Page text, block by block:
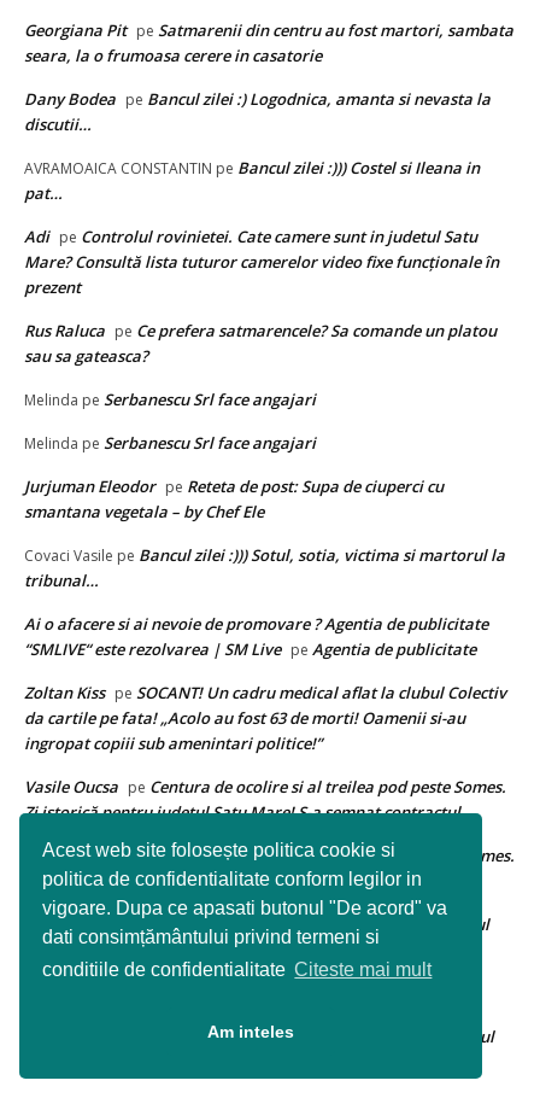
Acest web site folosește politica cookie si
politica de confidentialitate conform legilor in
vigoare. Dupa ce apasati butonul "De acord" va
dati consimțământului privind termeni si
conditiile de confidentialitate Citeste mai mult
Am inteles
Georgiana Pit pe Satmarenii din centru au fost martori, sambata
seara, la o frumoasa cerere in casatorie
Dany Bodea pe Bancul zilei :) Logodnica, amanta si nevasta la
discutii…
AVRAMOAICA CONSTANTIN pe Bancul zilei :))) Costel si Ileana in
pat…
Adi pe Controlul rovinietei. Cate camere sunt in judetul Satu
Mare? Consultă lista tuturor camerelor video fixe funcţionale în
prezent
Rus Raluca pe Ce prefera satmarencele? Sa comande un platou
sau sa gateasca?
Melinda pe Serbanescu Srl face angajari
Melinda pe Serbanescu Srl face angajari
Jurjuman Eleodor pe Reteta de post: Supa de ciuperci cu
smantana vegetala – by Chef Ele
Covaci Vasile pe Bancul zilei :))) Sotul, sotia, victima si martorul la
tribunal…
Ai o afacere si ai nevoie de promovare ? Agentia de publicitate
“SMLIVE“ este rezolvarea | SM Live pe Agentia de publicitate
Zoltan Kiss pe SOCANT! Un cadru medical aflat la clubul Colectiv
da cartile pe fata! „Acolo au fost 63 de morti! Oamenii si-au
ingropat copiii sub amenintari politice!”
Vasile Oucsa pe Centura de ocolire si al treilea pod peste Somes.
Zi istorică pentru județul Satu Mare! S-a semnat contractul
Farkas Zoltan peCentura de ocolire si al treilea pod peste Somes.
Zi istorică pentru județul Satu Mare! S-a semnat contractul
Florica Cuciulan peCum arata acum si cum va arata Proiectul
Shopping City Satu Mare
Cum arata acum si cum va arata Proiectul